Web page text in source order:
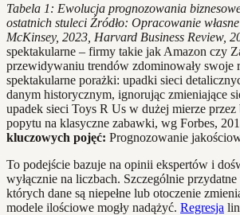
Tabela 1: Ewolucja prognozowania
ostatnich stuleci Źródło: Opracowanie
McKinsey, 2023, Harvard Business Review,
spektakularne – firmy takie jak Amazon czy
przewidywaniu trendów zdominowały swoje
spektakularne porażki: upadki sieci
danym historycznym, ignorując zmieniające
upadek sieci Toys R Us w dużej mierze przez
popytu na klasyczne zabawki, wg Forbes,
kluczowych pojęć: Prognozowanie
To podejście bazuje na opinii ekspertów i
wyłącznie na liczbach. Szczególnie
których dane są niepełne lub otoczenie
modele ilościowe mogły nadążyć. Regresja